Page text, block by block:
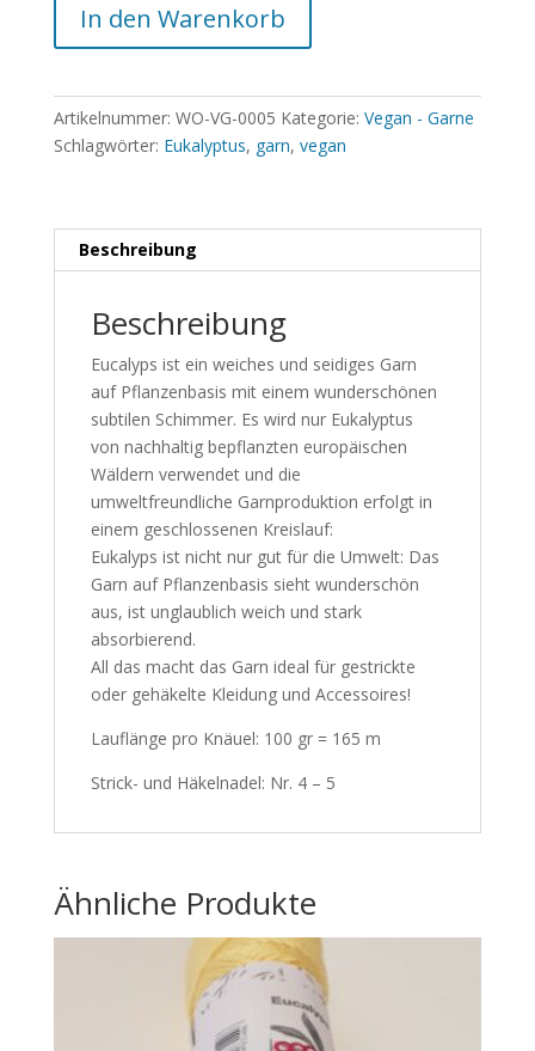
In den Warenkorb
Artikelnummer: WO-VG-0005 Kategorie: Vegan - Garne
Schlagwörter: Eukalyptus, garn, vegan
Beschreibung
Beschreibung
Eucalyps ist ein weiches und seidiges Garn
auf Pflanzenbasis mit einem wunderschönen
subtilen Schimmer. Es wird nur Eukalyptus
von nachhaltig bepflanzten europäischen
Wäldern verwendet und die
umweltfreundliche Garnproduktion erfolgt in
einem geschlossenen Kreislauf:
Eukalyps ist nicht nur gut für die Umwelt: Das
Garn auf Pflanzenbasis sieht wunderschön
aus, ist unglaublich weich und stark
absorbierend.
All das macht das Garn ideal für gestrickte
oder gehäkelte Kleidung und Accessoires!
Lauflänge pro Knäuel: 100 gr = 165 m
Strick- und Häkelnadel: Nr. 4 – 5
Ähnliche Produkte